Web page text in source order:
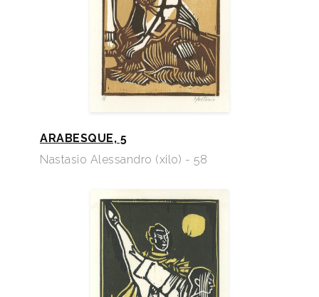
ARABESQUE, 5
Nastasio Alessandro (xilo) - 58